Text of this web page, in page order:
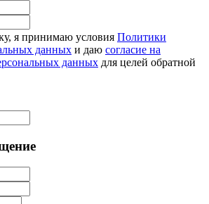
я принимаю условия Политики
данных и даю согласие на
данных для целей обратной